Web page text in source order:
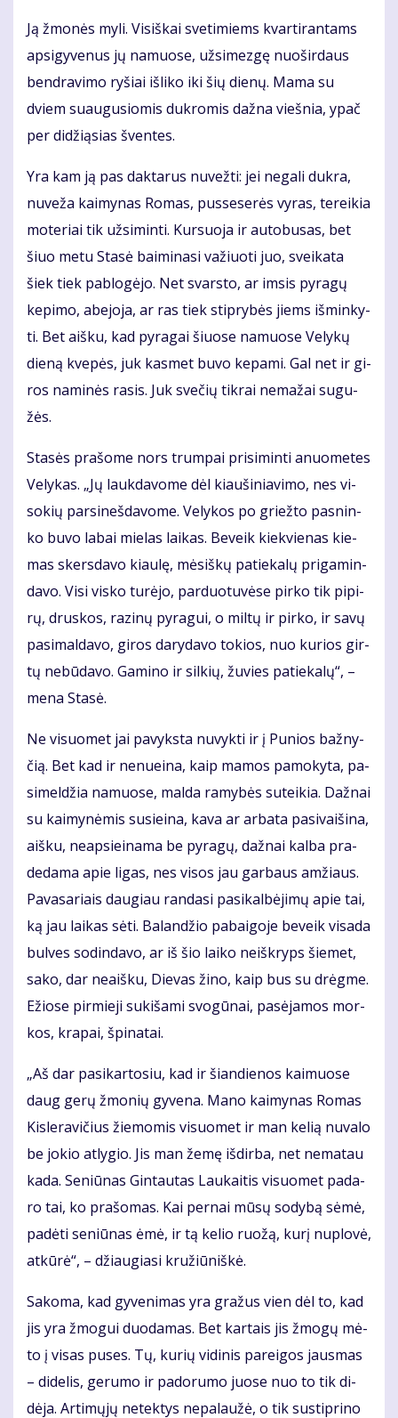
Ją žmo­nės my­li. Vi­siš­kai sve­ti­miems kvar­ti­ran­tams
ap­si­gy­ve­nus jų na­muo­se, už­si­mez­gę nuo­šir­daus
ben­dra­vi­mo ry­šiai iš­li­ko iki šių die­nų. Ma­ma su
dviem su­au­gu­sio­mis duk­ro­mis daž­na vieš­nia, ypač
per di­dži­ą­sias šven­tes.
Yra kam ją pas dak­ta­rus nu­vež­ti: jei ne­ga­li duk­ra,
nu­ve­ža kai­my­nas Ro­mas, pus­se­se­rės vy­ras, te­rei­kia
mo­te­riai tik už­si­min­ti. Kur­suo­ja ir au­to­bu­sas, bet
šiuo me­tu Sta­sė bai­mi­na­si va­žiuo­ti juo, svei­ka­ta
šiek tiek pa­blo­gė­jo. Net svars­to, ar im­sis py­ra­gų
ke­pi­mo, abe­jo­ja, ar ras tiek stip­ry­bės jiems iš­min­ky­
ti. Bet aiš­ku, kad py­ra­gai šiuo­se na­muo­se Ve­ly­kų
die­ną kve­pės, juk kas­met bu­vo ke­pa­mi. Gal net ir gi­
ros na­mi­nės ra­sis. Juk sve­čių tik­rai ne­ma­žai su­gu­
žės.
Sta­sės pra­šo­me nors trum­pai pri­si­min­ti anuo­me­tes
Ve­ly­kas. „Jų lauk­da­vo­me dėl kiau­ši­nia­vi­mo, nes vi­
so­kių par­si­neš­da­vo­me. Ve­ly­kos po griež­to pas­nin­
ko bu­vo la­bai mie­las lai­kas. Be­veik kiek­vie­nas kie­
mas skers­da­vo kiau­lę, mė­siš­kų pa­tie­ka­lų pri­ga­min­
da­vo. Vi­si vis­ko tu­rė­jo, par­duo­tu­vė­se pir­ko tik pi­pi­
rų, drus­kos, ra­zi­nų py­ra­gui, o mil­tų ir pir­ko, ir sa­vų
pa­si­mal­da­vo, gi­ros da­ry­da­vo to­kios, nuo ku­rios gir­
tų ne­bū­da­vo. Ga­mi­no ir sil­kių, žu­vies pa­tie­ka­lų“, –
me­na Sta­sė.
Ne vi­suo­met jai pa­vyks­ta nu­vyk­ti ir į Pu­nios baž­ny­
čią. Bet kad ir ne­nu­ei­na, kaip ma­mos pa­mo­ky­ta, pa­
si­mel­džia na­muo­se, mal­da ra­my­bės su­tei­kia. Daž­nai
su kai­my­nė­mis su­si­ei­na, ka­va ar ar­ba­ta pa­si­vai­ši­na,
aiš­ku, neap­si­ei­na­ma be py­ra­gų, daž­nai kal­ba pra­
de­da­ma apie li­gas, nes vi­sos jau gar­baus am­žiaus.
Pa­va­sa­riais dau­giau ran­da­si pa­si­kal­bė­ji­mų apie tai,
ką jau lai­kas sė­ti. Ba­lan­džio pa­bai­go­je be­veik vi­sa­da
bul­ves so­din­da­vo, ar iš šio lai­ko ne­iš­kryps šie­met,
sa­ko, dar ne­aiš­ku, Die­vas ži­no, kaip bus su drėg­me.
Ežio­se pir­mie­ji su­ki­ša­mi svo­gū­nai, pa­sė­ja­mos mor­
kos, kra­pai, špi­na­tai.
„Aš dar pa­si­kar­to­siu, kad ir šian­die­nos kai­muo­se
daug ge­rų žmo­nių gy­ve­na. Ma­no kai­my­nas Ro­mas
Kis­le­ra­vi­čius žie­mo­mis vi­suo­met ir man ke­lią nu­va­lo
be jo­kio at­ly­gio. Jis man že­mę iš­dir­ba, net ne­ma­tau
ka­da. Se­niū­nas Gin­tau­tas Lau­kai­tis vi­suo­met pa­da­
ro tai, ko pra­šo­mas. Kai per­nai mū­sų so­dy­bą sė­mė,
pa­dė­ti se­niū­nas ėmė, ir tą ke­lio ruo­žą, ku­rį nu­plo­vė,
at­kū­rė“, – džiau­gia­si kru­žiū­niš­kė.
Sa­ko­ma, kad gy­ve­ni­mas yra gra­žus vien dėl to, kad
jis yra žmo­gui duo­da­mas. Bet kar­tais jis žmo­gų mė­
to į vi­sas pu­ses. Tų, ku­rių vi­di­nis pa­rei­gos jaus­mas
– di­de­lis, ge­ru­mo ir pa­do­ru­mo juo­se nuo to tik di­
dė­ja. Ar­ti­mų­jų ne­tek­tys ne­pa­lau­žė, o tik su­stip­ri­no